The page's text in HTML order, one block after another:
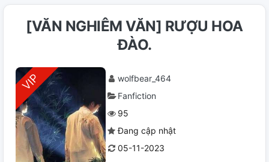
[VĂN NGHIÊM VĂN] RƯỢU HOA
ĐÀO.
wolfbear_464
Fanfiction
95
Đang cập nhật
05-11-2023